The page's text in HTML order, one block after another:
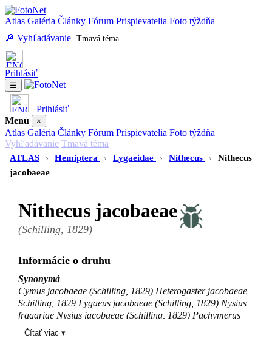
Atlas Galéria Články Fórum Prispievatelia Foto týždňa
🔎 Vyhľadávanie Tmavá téma
Prihlásiť
☰
Prihlásiť
Menu
×
Atlas Galéria Články Fórum Prispievatelia Foto týždňa
Vyhľadávanie Tmavá téma
ATLAS
› Hemiptera › Lygaeidae › Nithecus ›
Nithecus
jacobaeae
Nithecus jacobaeae
(Schilling, 1829)
Informácie o druhu
Synonymá
Cymus jacobaeae (Schilling, 1829) Heterogaster jacobaeae
Schilling, 1829 Lygaeus jacobaeae (Schilling, 1829) Nysius
fragariae Nysius jacobaeae (Schilling, 1829) Pachymerus
fragariae Boheman, 1852
Čítať viac ▾